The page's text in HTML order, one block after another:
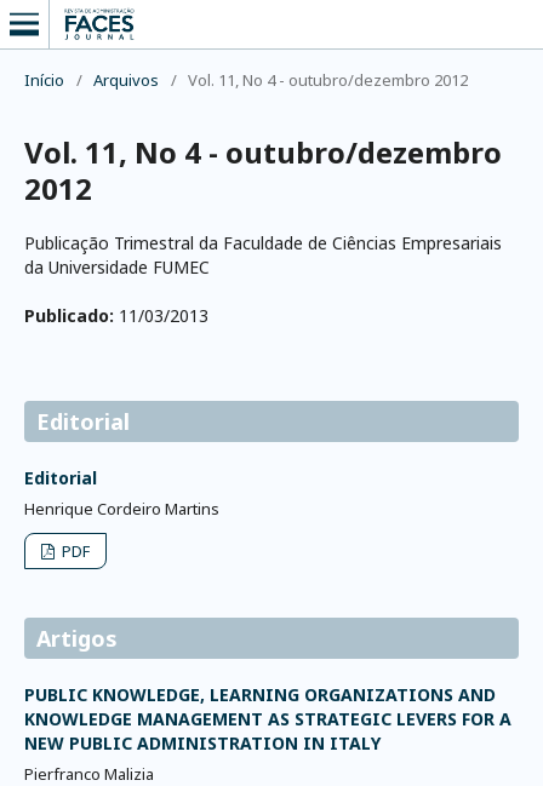
Início / Arquivos / Vol. 11, No 4 - outubro/dezembro 2012
Vol. 11, No 4 - outubro/dezembro
2012
Publicação Trimestral da Faculdade de Ciências Empresariais
da Universidade FUMEC
Publicado: 11/03/2013
Editorial
Editorial
Henrique Cordeiro Martins
PDF
Artigos
PUBLIC KNOWLEDGE, LEARNING ORGANIZATIONS AND
KNOWLEDGE MANAGEMENT AS STRATEGIC LEVERS FOR A
NEW PUBLIC ADMINISTRATION IN ITALY
Pierfranco Malizia